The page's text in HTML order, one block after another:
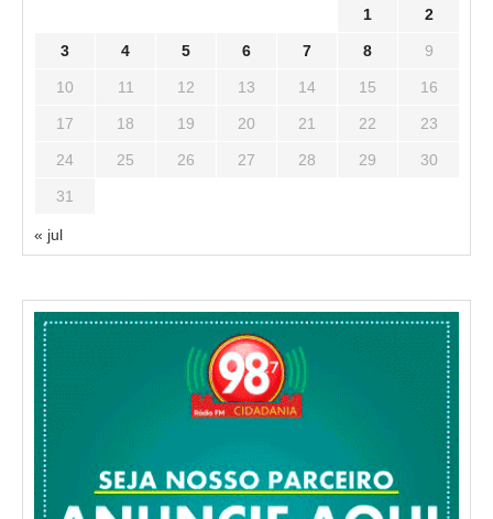
1 2
3 4 5 6 7 8 9
10 11 12 13 14 15 16
17 18 19 20 21 22 23
24 25 26 27 28 29 30
31
« jul